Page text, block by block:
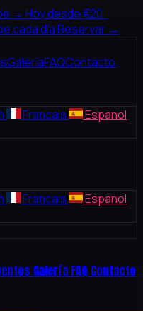
→ Hoy desde €20 ·
cada díaReservar →
GaleríaFAQContacto
Francais
Espanol
Francais
Espanol
Galería FAQ Contacto